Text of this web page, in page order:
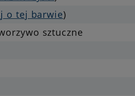
o tej barwie)
sztuczne